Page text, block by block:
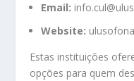
Email:
Website:
Estas instituições
opções para quem